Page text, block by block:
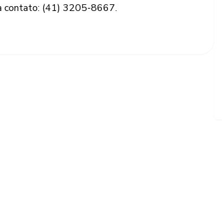
contato: (41) 3205-8667.